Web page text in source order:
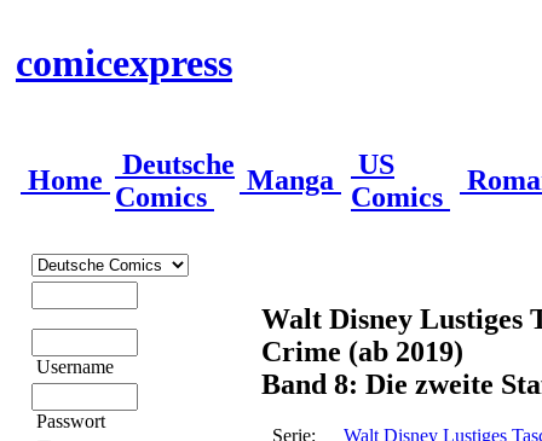
comicexpress
Home
Deutsche
Comics
Manga
US
Comics
Username
Passwort
Walt Disney Lustiges
Crime (ab 2019)
Band 8: Die zweite
Serie:
Walt Disney Lustiges